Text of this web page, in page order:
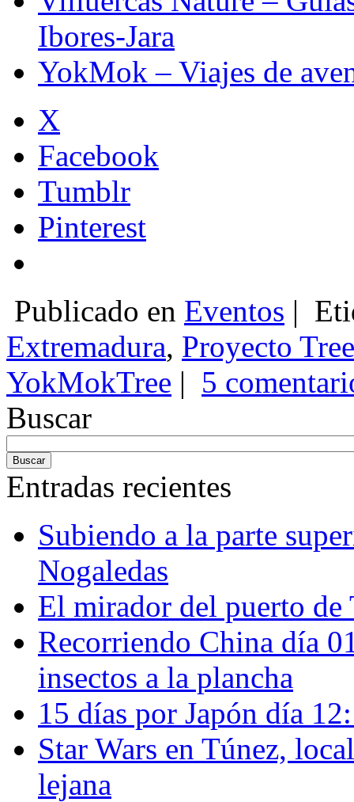
Ibores-Jara
YokMok – Viajes de
X
Facebook
Tumblr
Pinterest
Publicado en Eventos |
Extremadura, Proyecto
YokMokTree | 5
Buscar
Entradas recientes
Subiendo a la parte
Nogaledas
El mirador del puerto de
Recorriendo China día
insectos a la plancha
15 días por Japón día
Star Wars en Túnez,
lejana